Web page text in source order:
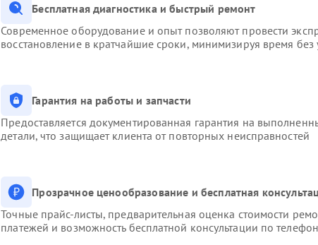
Бесплатная диагностика и быстрый ремонт
Современное оборудование и опыт позволяют провести
восстановление в кратчайшие сроки, минимизируя время без
Гарантия на работы и запчасти
Предоставляется документированная гарантия на
детали, что защищает клиента от повторных неисправностей
Прозрачное ценообразование и бесплатная
Точные прайс-листы, предварительная оценка стоимости
платежей и возможность бесплатной консультации по